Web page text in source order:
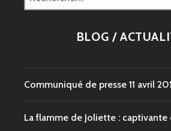
BLOG /
Communiqué de presse 11 avril
La flamme de Joliette :